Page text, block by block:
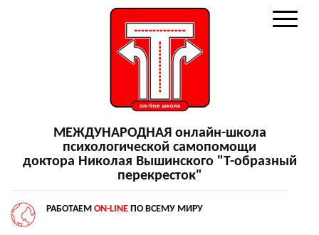
МЕЖДУНАРОДНАЯ онлайн-школа
психологической самопомощи
доктора Николая Вышинского "Т-образный
перекресток"
РАБОТАЕМ ON-LINE ПО ВСЕМУ МИРУ